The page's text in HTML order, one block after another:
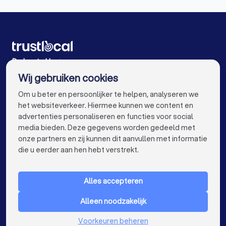
Klusjesmannen in Zedelgem
Klusjesmannen in Blankenberge
Klusjesmannen in Antwerpen
Klusjesmannen in Gent
Klusjesmannen in Leuven
Klusjesmannen in Aalst
Klusjesmannen in Mechelen
Klusjesmannen in Sint-Niklaas
Klusjesmannen in Genk
Klusjesmannen in Roeselare
De beste klusjesmannen voor u
VOOR PARTICULIEREN keyboard_arrow_down
Nederland
Wij gebruiken cookies
Om u beter en persoonlijker te helpen, analyseren we
het websiteverkeer. Hiermee kunnen we content en
advertenties personaliseren en functies voor social
media bieden. Deze gegevens worden gedeeld met
onze partners en zij kunnen dit aanvullen met informatie
die u eerder aan hen hebt verstrekt.
Alles accepteren
Alleen noodzakelijk
Voorkeuren beheren